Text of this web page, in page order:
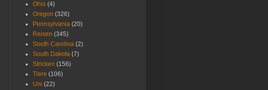
Ohio (4)
Oregon (326)
Pennsylvania (20)
Reisen (345)
South Carolina (2)
South Dakota (7)
Stricken (156)
Tiere (106)
Uni (22)